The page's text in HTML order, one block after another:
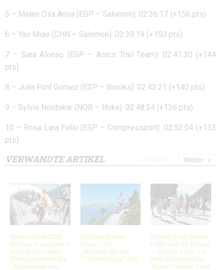
5 – Malen Osa Ansa (ESP – Salomon): 02:36:17 (+156 pts)
6 – Yao Miao (CHN – Salomon): 02:39:19 (+150 pts)
7 – Sara Alonso (ESP – Asics Trail Team): 02:41:30 (+144
pts)
8 – Julia Font Gomez (ESP – Brooks): 02:43:21 (+140 pts)
9 – Sylvia Nordskar (NOR – Hoka): 02:48:24 (+136 pts)
10 – Rosa Lara Feliu (ESP – Compressport): 02:52:04 (+133
pts)
VERWANDTE ARTIKEL
Sierre-Zinal 2026:
Kiriago triumphiert
zum dritten Mal –
Florea gewinnt die
„Kathedrale des
Mythos Sierre-
Zinal – Die
„Kathedrale des
Trailrunnings“ ruft
Golden Trail Series
trifft sich im Pitztal
– Wetter sorgt vor
dem Salomon Pitz
Alpine Glacier Trail
Weiter